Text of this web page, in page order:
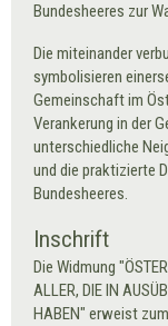
Bundesheeres zur
Die miteinander
symbolisieren
Gemeinschaft im
Verankerung in der
unterschiedliche
und die praktizierte
Bundesheeres.
Inschrift
Die Widmung
ALLER, DIE IN
HABEN" erweist